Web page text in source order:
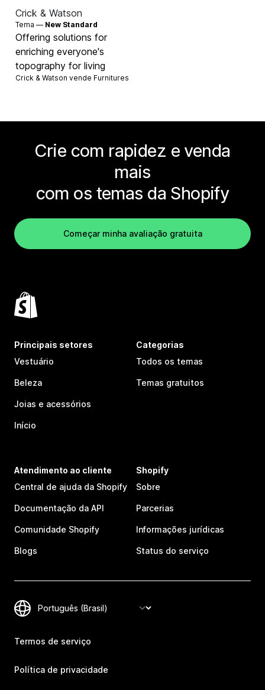
Crick & Watson
Tema — New Standard
Offering solutions for
enriching everyone's
topography for living
Crick & Watson vende Furnitures
Crie com rapidez e venda
mais
com os temas da Shopify
Começar minha avaliação gratuita
Principais setores
Vestuário
Beleza
Joias e acessórios
Início
Categorias
Todos os temas
Temas gratuitos
Atendimento ao cliente
Central de ajuda da Shopify
Documentação da API
Comunidade Shopify
Blogs
Shopify
Sobre
Parcerias
Informações jurídicas
Status do serviço
Termos de serviço
Política de privacidade